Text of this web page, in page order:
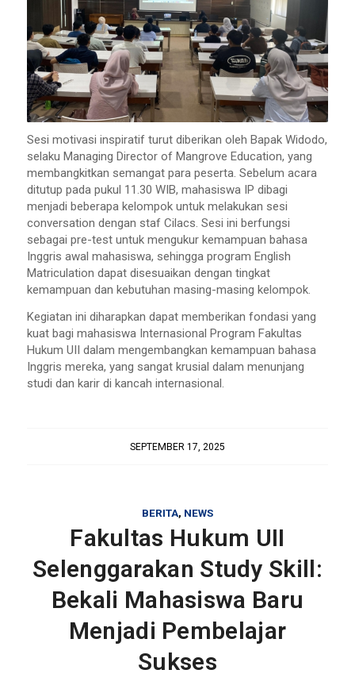
Sesi motivasi inspiratif turut diberikan oleh Bapak Widodo,
selaku Managing Director of Mangrove Education, yang
membangkitkan semangat para peserta. Sebelum acara
ditutup pada pukul 11.30 WIB, mahasiswa IP dibagi
menjadi beberapa kelompok untuk melakukan sesi
conversation dengan staf Cilacs. Sesi ini berfungsi
sebagai pre-testuntuk mengukur kemampuan bahasa
Inggris awal mahasiswa, sehingga program English
Matriculation dapat disesuaikan dengan tingkat
kemampuan dan kebutuhan masing-masing kelompok.
Kegiatan ini diharapkan dapat memberikan fondasi yang
kuat bagi mahasiswa Internasional Program Fakultas
Hukum UII dalam mengembangkan kemampuan bahasa
Inggris mereka, yang sangat krusial dalam menunjang
studi dan karir di kancah internasional.
SEPTEMBER 17, 2025
BERITA, NEWS
Fakultas Hukum UII
Selenggarakan Study Skill:
Bekali Mahasiswa Baru
Menjadi Pembelajar
Sukses